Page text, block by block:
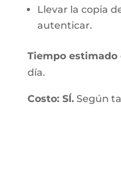
Llevar la copia
autenticar.
Tiempo estimado
día.
Costo: SÍ.Según